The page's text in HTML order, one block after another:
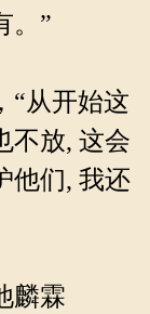
。”
“从开始这
不放, 这会
他们, 我还
麟霖